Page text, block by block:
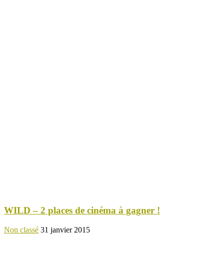
WILD – 2 places de cinéma à gagner !
Non classé 31 janvier 2015